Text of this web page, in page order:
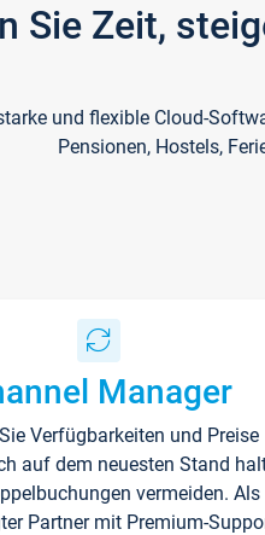
Sie Zeit,
und flexible Cloud-
Pensionen, Hostels,
Manager
Verfügbarkeiten und Preise
auf dem neuesten Stand
vermeiden. Als
Partner mit Premium-